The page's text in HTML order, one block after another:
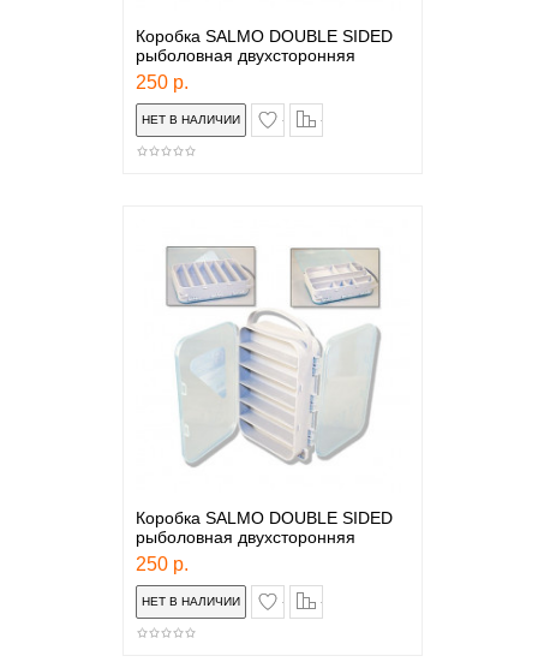
Коробка SALMO DOUBLE SIDED
рыболовная двухсторонняя
250 р.
в закладки
Коробка SALMO DOUBLE SIDED
рыболовная двухсторонняя
250 р.
в закладки